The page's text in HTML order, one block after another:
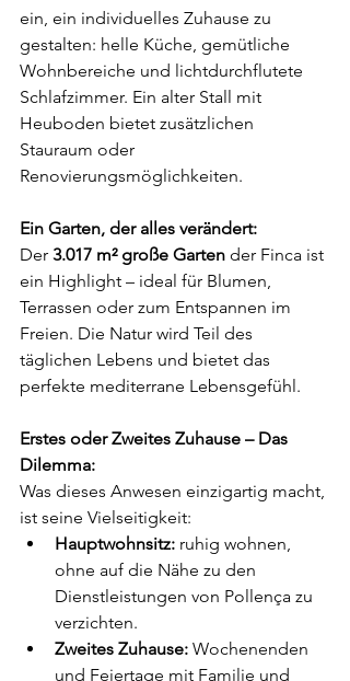
ein, ein individuelles Zuhause zu
gestalten: helle Küche, gemütliche
Wohnbereiche und lichtdurchflutete
Schlafzimmer. Ein alter Stall mit
Heuboden bietet zusätzlichen
Stauraum oder
Renovierungsmöglichkeiten.
Ein Garten, der alles verändert:
Der 3.017 m² große Garten der Finca ist
ein Highlight – ideal für Blumen,
Terrassen oder zum Entspannen im
Freien. Die Natur wird Teil des
täglichen Lebens und bietet das
perfekte mediterrane Lebensgefühl.
Erstes oder Zweites Zuhause – Das
Dilemma:
Was dieses Anwesen einzigartig macht,
ist seine Vielseitigkeit:
Hauptwohnsitz: ruhig wohnen,
ohne auf die Nähe zu den
Dienstleistungen von Pollença zu
verzichten.
Zweites Zuhause: Wochenenden
und Feiertage mit Familie und